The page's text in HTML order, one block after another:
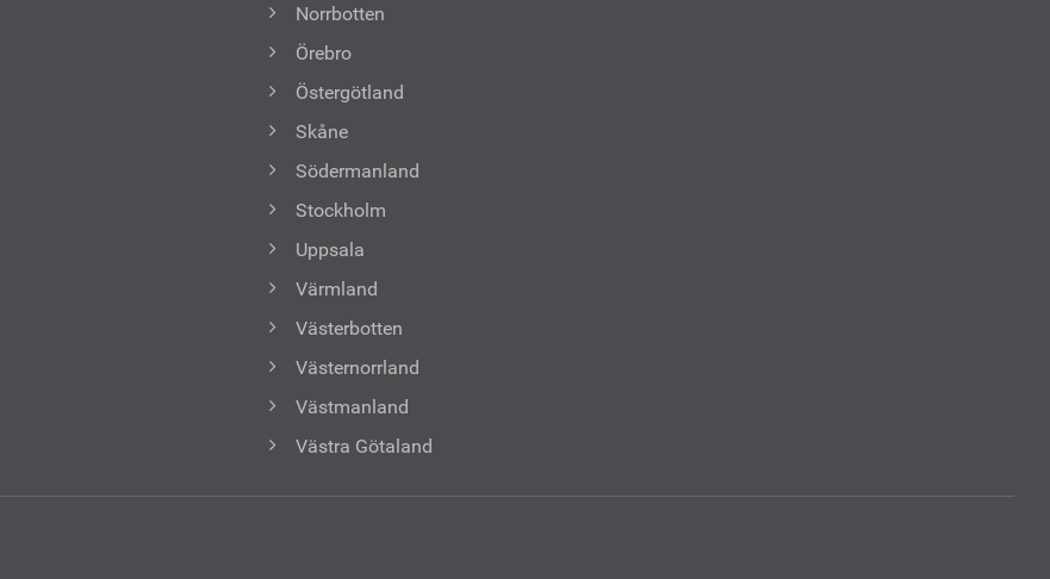
Norrbotten
Örebro
Östergötland
Skåne
Södermanland
Stockholm
Uppsala
Värmland
Västerbotten
Västernorrland
Västmanland
Västra Götaland